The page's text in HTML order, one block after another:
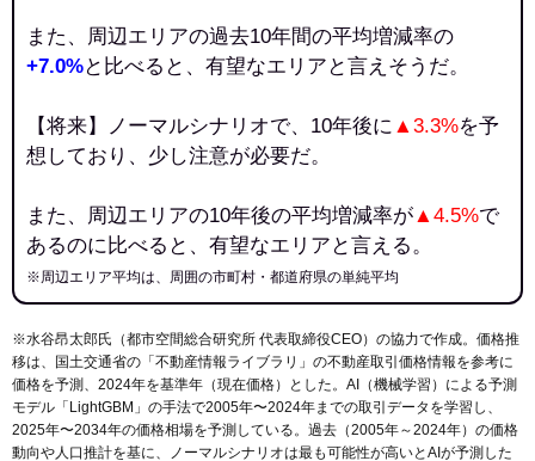
また、周辺エリアの過去10年間の平均増減率の
+7.0%と比べると、有望なエリアと言えそうだ。
【将来】ノーマルシナリオで、10年後に ▲3.3%を予
想しており、少し注意が必要だ。
また、周辺エリアの10年後の平均増減率が▲4.5%で
あるのに比べると、有望なエリアと言える。
※周辺エリア平均は、周囲の市町村・都道府県の単純平均
※水谷昂太郎氏（都市空間総合研究所 代表取締役CEO）の協力で作成。価格推
移は、国土交通省の「 不動産情報ライブラリ 」の不動産取引価格情報を参考に
価格を予測、2024年を基準年（現在価格）とした。AI（機械学習）による予測
モデル「LightGBM」の手法で2005年〜2024年までの取引データを学習し、
2025年〜2034年の価格相場を予測している。過去（2005年～2024年）の価格
動向や人口推計を基に、ノーマルシナリオは最も可能性が高いとAIが予測した